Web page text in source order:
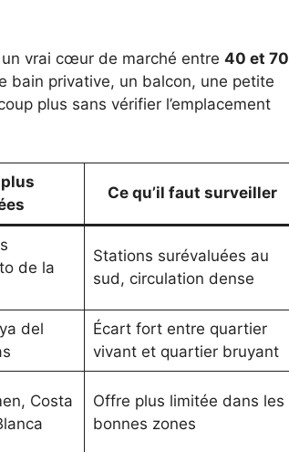
vrai cœur de marché entre 40 et 70
bain privative, un balcon, une petite
plus sans vérifier l’emplacement
Ce qu’il faut surveiller
de la
Stations surévaluées au
sud, circulation dense
del
Écart fort entre quartier
vivant et quartier bruyant
Costa
Offre plus limitée dans les
bonnes zones